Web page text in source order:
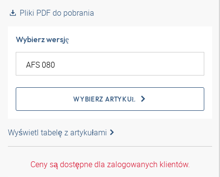
Pliki PDF do pobrania
Wybierz wersję
WYBIERZ ARTYKUŁ
Wyświetl tabelę z artykułami
Ceny są dostępne dla zalogowanych klientów.